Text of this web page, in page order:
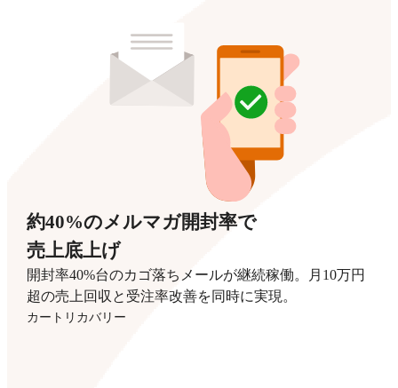
約40%のメルマガ開封率で
売上底上げ
開封率40%台のカゴ落ちメールが継続稼働。月10万円
超の売上回収と受注率改善を同時に実現。
カートリカバリー